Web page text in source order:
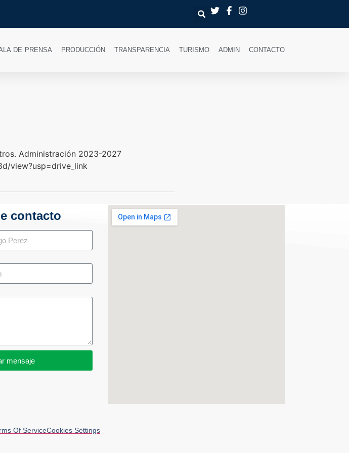
DE PRENSA PRODUCCIÓN TRANSPARENCIA TURISMO ADMIN CONTACTO
Administración 2023-2027
view?usp=drive_link
contacto
mensaje
Of ServiceCookies Settings